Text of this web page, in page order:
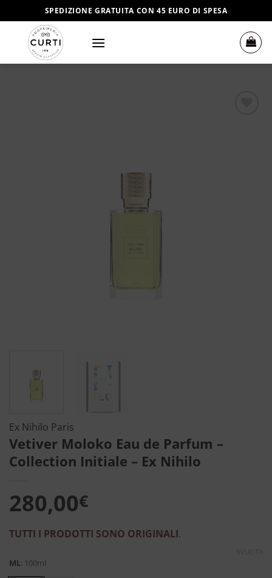
ai
contenuti
SPEDIZIONE GRATUITA CON 45 EURO DI SPESA
Ex Nihilo Paris
Vetiver Moloko Eau de Parfum –
Collection Initiale – Ex Nihilo
280,00€
TUTTI I PRODOTTI SONO ORIGINALI.
ML: 100ml